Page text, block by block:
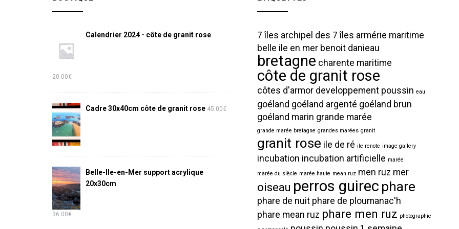
Calendrier 2024 - côte de granit rose
20.00€
Cadre 30x40cm côte de granit rose 45.00€
Belle-Ile-en-Mer support acrylique
20x30cm
36.00€
7 îles archipel des 7 îles armérie maritime
belle ile en mer benoit danieau
bretagne charente maritime
côte de granit rose
côtes d'armor developpement poussin eau
goéland goéland argenté goéland brun
goéland marin grande marée
grande marée bretagne grandes marées granit
granit rose ile de ré ile renote image gallery
incubation incubation artificielle marée
marée du siècle marée haute mean ruz men ruz mer
oiseau perros guirec phare
phare de nuit phare de ploumanac'h
phare mean ruz phare men ruz photographie